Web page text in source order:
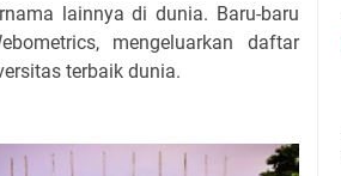
lainnya di dunia. Baru-baru
mengeluarkan daftar
terbaik dunia.